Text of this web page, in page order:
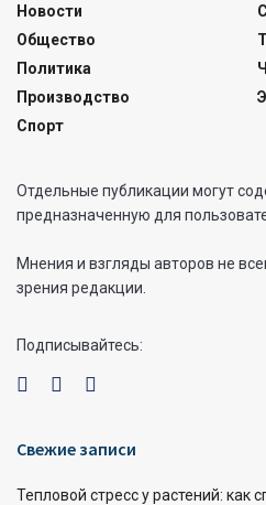
Новости
Общество
Политика
Производство
Спорт
Отдельные публикации могут
предназначенную для
Мнения и взгляды авторов не
зрения редакции.
Подписывайтесь:
Свежие записи
Тепловой стресс у растений: как